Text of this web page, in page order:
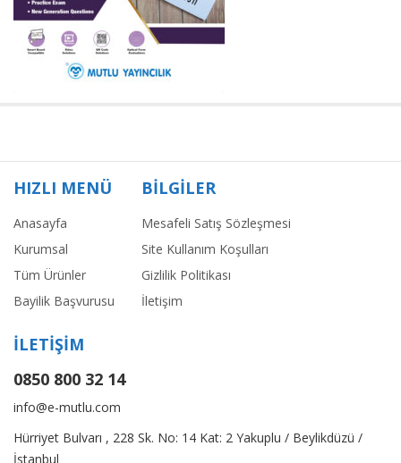
HIZLI MENÜ
Anasayfa
Kurumsal
Tüm Ürünler
Bayilik Başvurusu
BİLGİLER
Mesafeli Satış Sözleşmesi
Site Kullanım Koşulları
Gizlilik Politikası
İletişim
İLETİŞİM
0850 800 32 14
info@e-mutlu.com
Hürriyet Bulvarı , 228 Sk. No: 14 Kat: 2 Yakuplu / Beylikdüzü /
İstanbul